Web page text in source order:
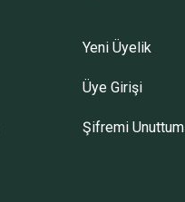
Yeni Üyelik
Üye Girişi
Şifremi Unuttum